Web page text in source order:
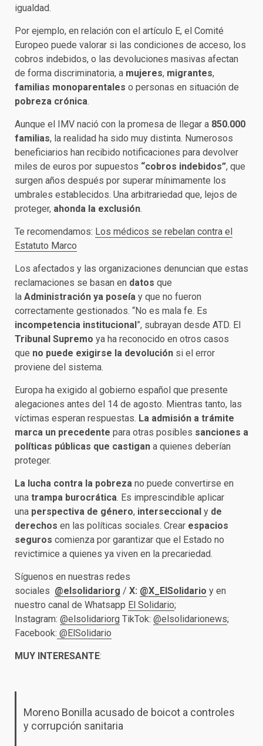
igualdad.
Por ejemplo, en relación con el artículo E, el Comité
Europeo puede valorar si las condiciones de acceso, los
cobros indebidos, o las devoluciones masivas afectan
de forma discriminatoria, a mujeres, migrantes,
familias monoparentales o personas en situación de
pobreza crónica.
Aunque el IMV nació con la promesa de llegar a 850.000
familias, la realidad ha sido muy distinta. Numerosos
beneficiarios han recibido notificaciones para devolver
miles de euros por supuestos “cobros indebidos”, que
surgen años después por superar mínimamente los
umbrales establecidos. Una arbitrariedad que, lejos de
proteger, ahonda la exclusión.
Te recomendamos: Los médicos se rebelan contra el
Estatuto Marco
Los afectados y las organizaciones denuncian que estas
reclamaciones se basan en datos que
la Administración ya poseía y que no fueron
correctamente gestionados. “No es mala fe. Es
incompetencia institucional”, subrayan desde ATD. El
Tribunal Supremo ya ha reconocido en otros casos
que no puede exigirse la devolución si el error
proviene del sistema.
Europa ha exigido al gobierno español que presente
alegaciones antes del 14 de agosto. Mientras tanto, las
víctimas esperan respuestas. La admisión a trámite
marca un precedente para otras posibles sanciones a
políticas públicas que castigan a quienes deberían
proteger.
La lucha contra la pobreza no puede convertirse en
una trampa burocrática. Es imprescindible aplicar
una perspectiva de género, interseccional y de
derechos en las políticas sociales. Crear espacios
seguros comienza por garantizar que el Estado no
revictimice a quienes ya viven en la precariedad.
Síguenos en nuestras redes
sociales @elsolidariorg / X: @X_ElSolidario y en
nuestro canal de Whatsapp El Solidario;
Instagram: @elsolidariorg TikTok: @elsolidarionews;
Facebook: @ElSolidario
MUY INTERESANTE:
Moreno Bonilla acusado de boicot a controles
y corrupción sanitaria